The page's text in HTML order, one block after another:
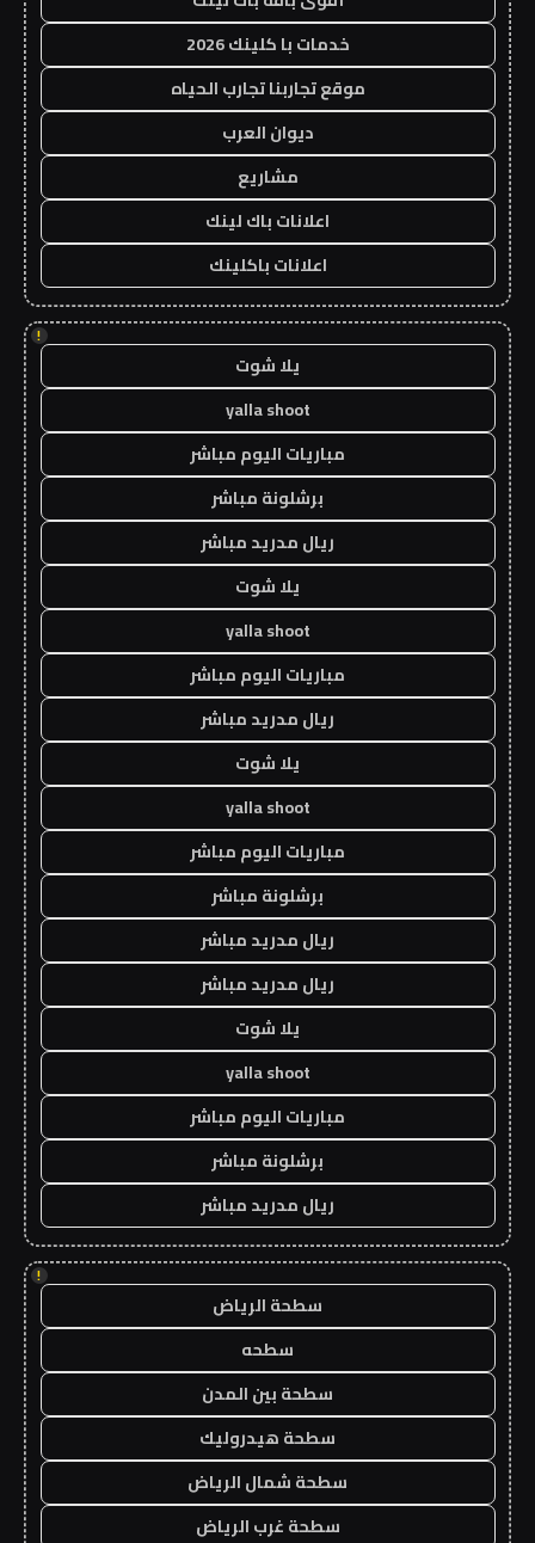
خدمات با كلينك 2026
موقع تجاربنا تجارب الحياه
ديوان العرب
مشاريع
اعلانات باك لينك
اعلانات باكلينك
!
يلا شوت
yalla shoot
مباريات اليوم مباشر
برشلونة مباشر
ريال مدريد مباشر
يلا شوت
yalla shoot
مباريات اليوم مباشر
ريال مدريد مباشر
يلا شوت
yalla shoot
مباريات اليوم مباشر
برشلونة مباشر
ريال مدريد مباشر
ريال مدريد مباشر
يلا شوت
yalla shoot
مباريات اليوم مباشر
برشلونة مباشر
ريال مدريد مباشر
!
سطحة الرياض
سطحه
سطحة بين المدن
سطحة هيدروليك
سطحة شمال الرياض
سطحة غرب الرياض